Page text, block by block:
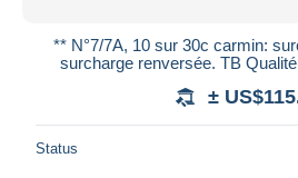
** N°7/7A, 10 sur 30c carmin:
surcharge renversée. TB
±
Status